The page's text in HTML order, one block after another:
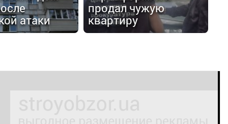
атаки
продал чужую
квартиру